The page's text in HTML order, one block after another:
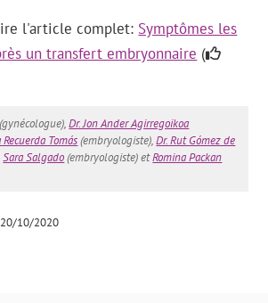
l'article complet: Symptômes les
un transfert embryonnaire (
(gynécologue),Dr. Jon Ander Agirregoikoa
Tomás(embryologiste),Dr. Rut Gómez de
Sara Salgado(embryologiste) etRomina Packan
10/2020